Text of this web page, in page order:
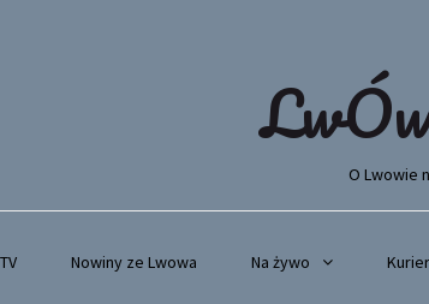
O Lwowie
Nowiny ze Lwowa Na żywo